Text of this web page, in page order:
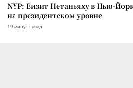
NYP: Визит Нетаньяху в Нью-
на президентском уровне
19 минут назад